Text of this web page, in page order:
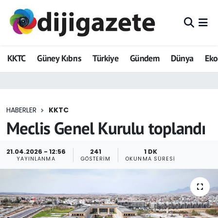
KKTC Güney Kıbrıs Türkiye Gündem Dünya
HABERLER KKTC
Meclis Genel Kurulu toplandı
21.04.2026 - 12:56
YAYINLANMA
241
GÖSTERIM
1 DK
OKUNMA SÜRESI
ADVERTORIAL
Dijigazete
Eğitim
Ekonomi
Foto Galeri
Güncel
Hava Durumu
Trafik Durumu
Tüm Manşetler
Son Dakika Haberleri
Haber Arşivi